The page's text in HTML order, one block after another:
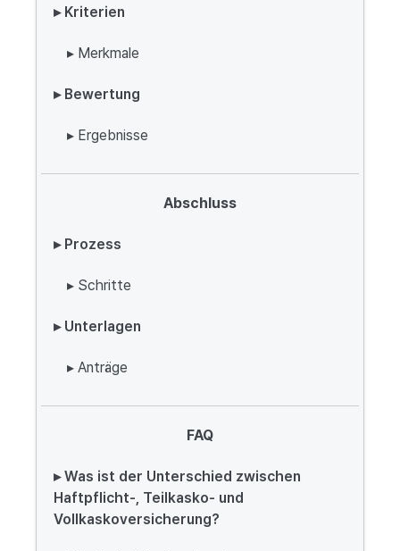
▸ Kriterien
▸ Merkmale
▸ Bewertung
▸ Ergebnisse
Abschluss
▸ Prozess
▸ Schritte
▸ Unterlagen
▸ Anträge
FAQ
▸ Was ist der Unterschied zwischen
Haftpflicht-, Teilkasko- und
Vollkaskoversicherung?